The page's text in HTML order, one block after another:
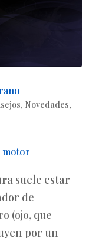
, Novedades,
motor
suele estar
de
(ojo, que
por un